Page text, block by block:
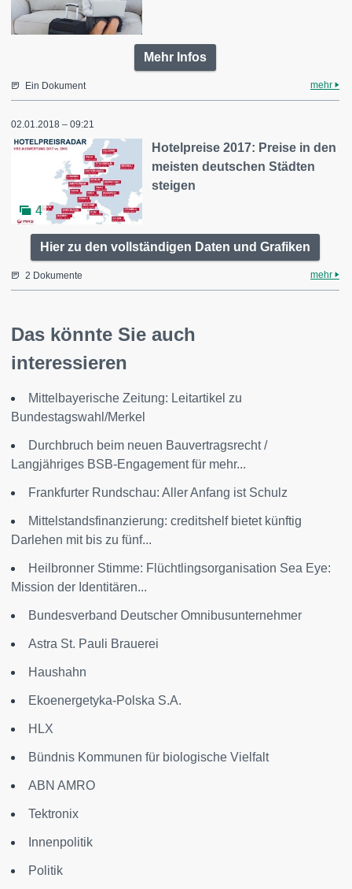
Mehr Infos
Ein Dokument mehr
02.01.2018 – 09:21
4
Hotelpreise 2017: Preise in den
meisten deutschen Städten
steigen
Hier zu den vollständigen Daten und Grafiken
2 Dokumente mehr
Das könnte Sie auch
interessieren
Mittelbayerische Zeitung: Leitartikel zu
Bundestagswahl/Merkel
Durchbruch beim neuen Bauvertragsrecht /
Langjähriges BSB-Engagement für mehr...
Frankfurter Rundschau: Aller Anfang ist Schulz
Mittelstandsfinanzierung: creditshelf bietet künftig
Darlehen mit bis zu fünf...
Heilbronner Stimme: Flüchtlingsorganisation Sea Eye:
Mission der Identitären...
Bundesverband Deutscher Omnibusunternehmer
Astra St. Pauli Brauerei
Haushahn
Ekoenergetyka-Polska S.A.
HLX
Bündnis Kommunen für biologische Vielfalt
ABN AMRO
Tektronix
Innenpolitik
Politik